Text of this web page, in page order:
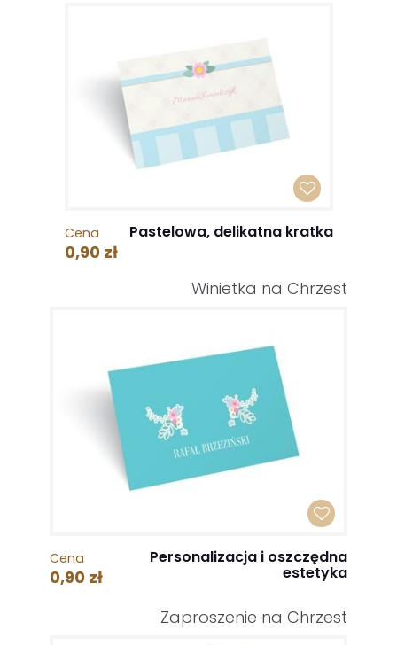
Cena
0,90 zł
Pastelowa, delikatna kratka
Winietka na Chrzest
Cena
0,90 zł
Personalizacja i oszczędna
estetyka
Zaproszenie na Chrzest